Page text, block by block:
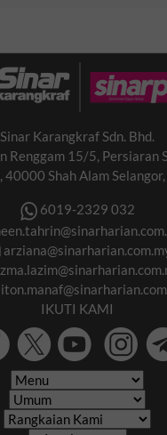
Sinar Karangkraf Sdn. Bhd.
Renggam 15/5, Persiaran
40000 Shah Alam
6019-2329 032
IKUTI KAMI